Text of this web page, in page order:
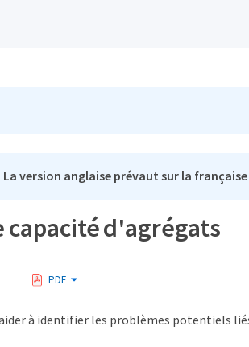
version anglaise prévaut sur la française
d'agrégats
PDF
à identifier les problèmes potentiels